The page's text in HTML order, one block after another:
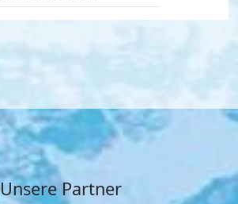
Unsere Partner